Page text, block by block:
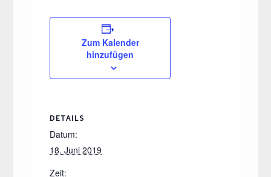
Zum Kalender
hinzufügen
DETAILS
Datum:
18. Juni 2019
Zeit: